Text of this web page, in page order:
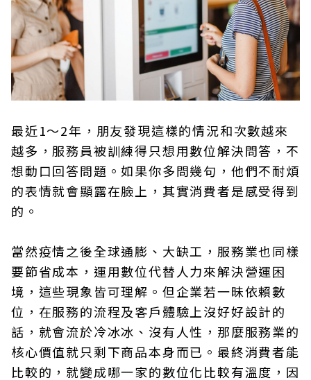
最近1～2年，朋友發現這樣的情況和次數越來
越多，服務員被訓練得只想用數位解決問答，不
想動口回答問題。如果你多問幾句，他們不耐煩
的表情就會顯露在臉上，其實消費者是感受得到
的。
當然疫情之後全球通膨、大缺工，服務業也同樣
要節省成本，運用數位代替人力來解決營運困
境，這些現象皆可理解。但企業若一昧依賴數
位，在服務的流程及客戶體驗上沒好好設計的
話，就會流於冷冰冰、沒有人性，那麼服務業的
核心價值就只剩下商品本身而已。最終消費者能
比較的，就變成哪一家的數位化比較有溫度，因